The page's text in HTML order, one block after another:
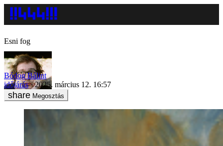
Esni fog
Bódog Bálint
időjárás
2025. március 12. 16:57
Megosztás